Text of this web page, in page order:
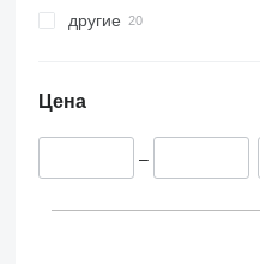
4069
Toucan
Испания
Венгрия
Великобритания
США
Узбекистан
Азербайджан
другие
Молдова
Бразилия
Цена
–